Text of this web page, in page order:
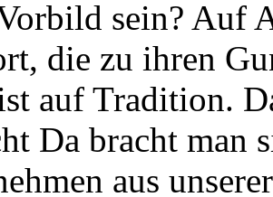
sein? Auf
die zu ihren
auf Tradition.
Da bracht man
aus